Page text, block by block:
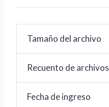
Tamaño del archivo
Recuento de archivos
Fecha de ingreso